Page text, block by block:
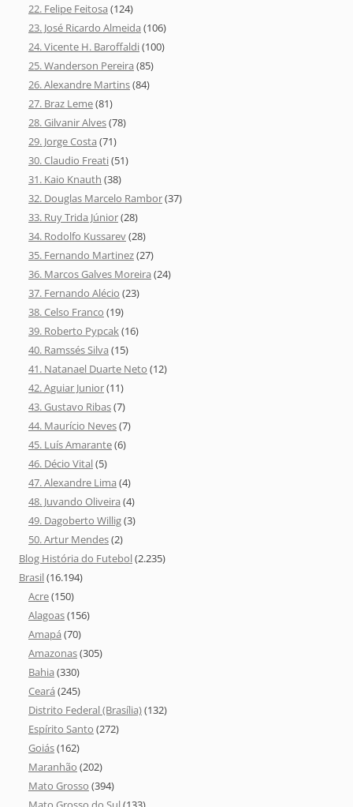
22. Felipe Feitosa (124)
23. José Ricardo Almeida (106)
24. Vicente H. Baroffaldi(100)
25. Wanderson Pereira (85)
26. Alexandre Martins(84)
27. Braz Leme(81)
28. Gilvanir Alves(78)
29. Jorge Costa (71)
30. Claudio Freati(51)
31. Kaio Knauth (38)
32. Douglas Marcelo Rambor(37)
33. Ruy Trida Júnior(28)
34. Rodolfo Kussarev(28)
35. Fernando Martinez(27)
36. Marcos Galves Moreira (24)
37. Fernando Alécio (23)
38. Celso Franco (19)
39. Roberto Pypcak(16)
40. Ramssés Silva (15)
41. Natanael Duarte Neto (12)
42. Aguiar Junior(11)
43. Gustavo Ribas(7)
44. Maurício Neves(7)
45. Luís Amarante(6)
46. Décio Vital(5)
47. Alexandre Lima (4)
48. Juvando Oliveira (4)
49. Dagoberto Willig(3)
50. Artur Mendes(2)
Blog História do Futebol(2.235)
Brasil(16.194)
Acre(150)
Alagoas(156)
Amapá (70)
Amazonas(305)
Bahia (330)
Ceará (245)
Distrito Federal (Brasília)(132)
Espírito Santo (272)
Goiás(162)
Maranhão (202)
Mato Grosso (394)